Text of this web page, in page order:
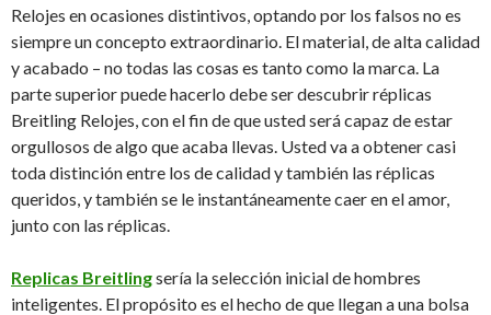
Relojes en ocasiones distintivos, optando por los falsos no es
siempre un concepto extraordinario. El material, de alta calidad
y acabado – no todas las cosas es tanto como la marca. La
parte superior puede hacerlo debe ser descubrir réplicas
Breitling Relojes, con el fin deque usted será capaz de estar
orgullosos de algo que acaba llevas. Usted va a obtener casi
toda distinción entre los de calidad y también las réplicas
queridos, y también se le instantáneamente caer en el amor,
junto con las réplicas.
Replicas Breitlingsería la selección inicial de hombres
inteligentes. El propósito es el hecho de que llegan a una bolsa